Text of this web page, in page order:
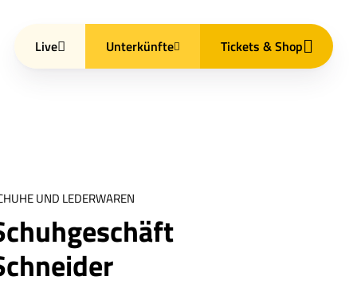
UND LEDERWAREN
Live Unterkünfte Tickets & Shop